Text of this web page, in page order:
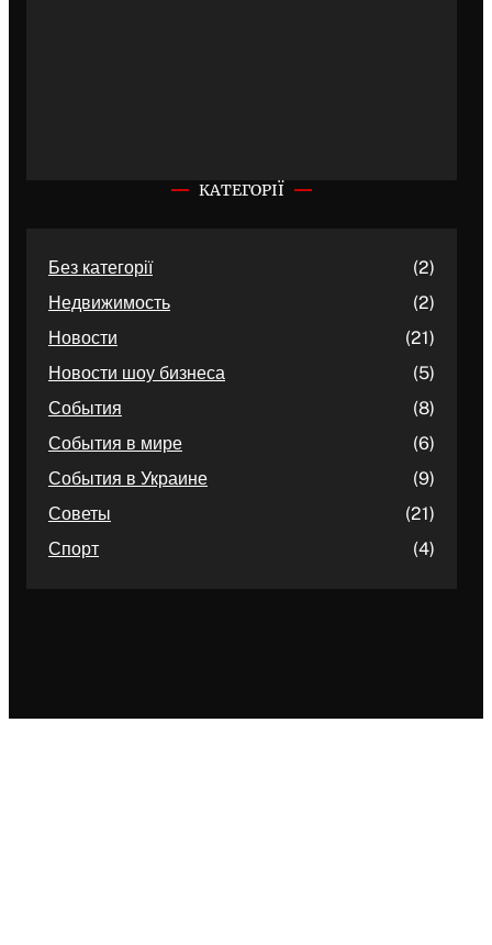
КАТЕГОРІЇ
Без категорії
(2)
Недвижимость
(2)
Новости
(21)
Новости шоу бизнеса
(5)
События
(8)
События в мире
(6)
События в Украине
(9)
Советы
(21)
Спорт
(4)